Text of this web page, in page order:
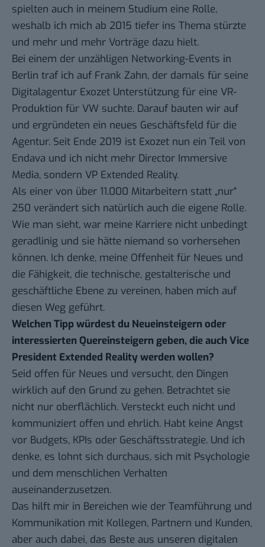
spielten auch in meinem Studium eine Rolle,
weshalb ich mich ab 2015 tiefer ins Thema stürzte
und mehr und mehr Vorträge dazu hielt.
Bei einem der unzähligen Networking-Events in
Berlin traf ich auf Frank Zahn, der damals für seine
Digitalagentur Exozet Unterstützung für eine VR-
Produktion für VW suchte. Darauf bauten wir auf
und ergründeten ein neues Geschäftsfeld für die
Agentur. Seit Ende 2019 ist Exozet nun ein Teil von
Endava und ich nicht mehr Director Immersive
Media, sondern VP Extended Reality.
Als einer von über 11.000 Mitarbeitern statt „nur“
250 verändert sich natürlich auch die eigene Rolle.
Wie man sieht, war meine Karriere nicht unbedingt
geradlinig und sie hätte niemand so vorhersehen
können. Ich denke, meine Offenheit für Neues und
die Fähigkeit, die technische, gestalterische und
geschäftliche Ebene zu vereinen, haben mich auf
diesen Weg geführt.
Welchen Tipp würdest du Neueinsteigern oder
interessierten Quereinsteigern geben, die auch Vice
President Extended Reality werden wollen?
Seid offen für Neues und versucht, den Dingen
wirklich auf den Grund zu gehen. Betrachtet sie
nicht nur oberflächlich. Versteckt euch nicht und
kommuniziert offen und ehrlich. Habt keine Angst
vor Budgets, KPIs oder Geschäftsstrategie. Und ich
denke, es lohnt sich durchaus, sich mit Psychologie
und dem menschlichen Verhalten
auseinanderzusetzen.
Das hilft mir in Bereichen wie der Teamführung und
Kommunikation mit Kollegen, Partnern und Kunden,
aber auch dabei, das Beste aus unseren digitalen